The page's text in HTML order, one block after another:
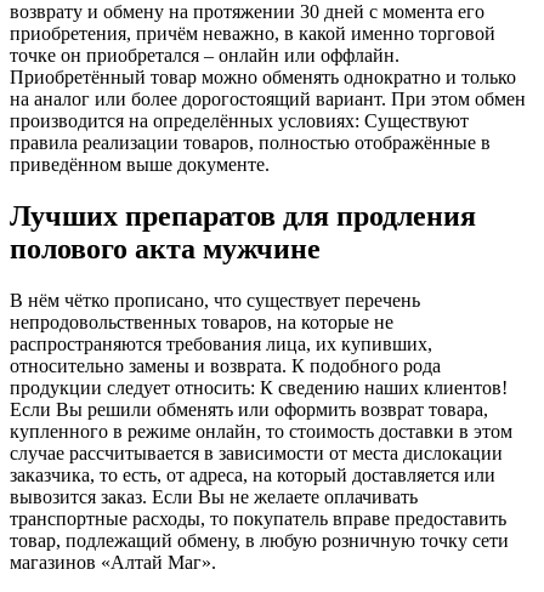
возврату и обмену на протяжении 30 дней с момента его
приобретения, причём неважно, в какой именно торговой
точке он приобретался – онлайн или оффлайн.
Приобретённый товар можно обменять однократно и только
на аналог или более дорогостоящий вариант. При этом обмен
производится на определённых условиях: Существуют
правила реализации товаров, полностью отображённые в
приведённом выше документе.
Лучших препаратов для продления
полового акта мужчине
В нём чётко прописано, что существует перечень
непродовольственных товаров, на которые не
распространяются требования лица, их купивших,
относительно замены и возврата. К подобного рода
продукции следует относить: К сведению наших клиентов!
Если Вы решили обменять или оформить возврат товара,
купленного в режиме онлайн, то стоимость доставки в этом
случае рассчитывается в зависимости от места дислокации
заказчика, то есть, от адреса, на который доставляется или
вывозится заказ. Если Вы не желаете оплачивать
транспортные расходы, то покупатель вправе предоставить
товар, подлежащий обмену, в любую розничную точку сети
магазинов «Алтай Маг».